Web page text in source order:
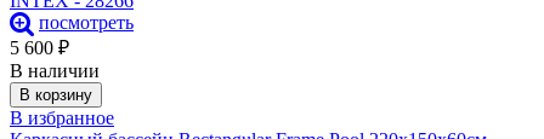
посмотреть
5 600 ₽
В наличии
В корзину
В избранное